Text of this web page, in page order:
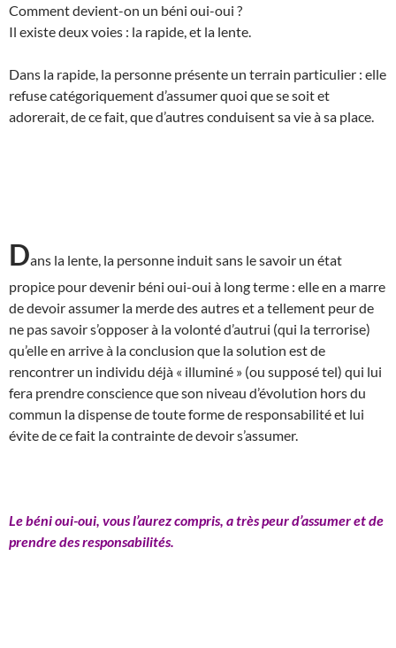
Comment devient-on un béni oui-oui ?
Il existe deux voies : la rapide, et la lente.
Dans la rapide, la personne présente un terrain particulier : elle
refuse catégoriquement d’assumer quoi que se soit et
adorerait, de ce fait, que d’autres conduisent sa vie à sa place.
Dans la lente, la personne induit sans le savoir un état
propice pour devenir béni oui-oui à long terme : elle en a marre
de devoir assumer la merde des autres et a tellement peur de
ne pas savoir s’opposer à la volonté d’autrui (qui la terrorise)
qu’elle en arrive à la conclusion que la solution est de
rencontrer un individu déjà « illuminé » (ou supposé tel) qui lui
fera prendre conscience que son niveau d’évolution hors du
commun la dispense de toute forme de responsabilité et lui
évite de ce fait la contrainte de devoir s’assumer.
Le béni oui-oui, vous l’aurez compris, a très peur d’assumer et de
prendre des responsabilités.